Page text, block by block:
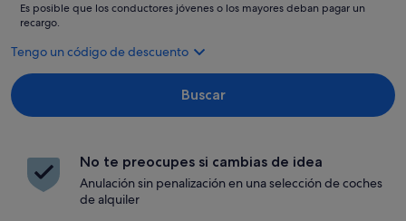
Es posible que los conductores jóvenes o los mayores deban pagar un
recargo.
Tengo un código de descuento
Buscar
No te preocupes si cambias de idea
Anulación sin penalización en una selección de coches
de alquiler